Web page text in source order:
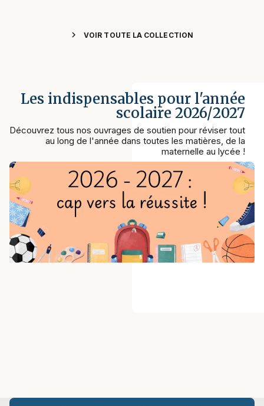
chevron_right VOIR TOUTE LA COLLECTION
Les indispensables pour l'année
scolaire 2026/2027
Découvrez tous nos ouvrages de soutien pour réviser tout
au long de l'année dans toutes les matières, de la
maternelle au lycée !